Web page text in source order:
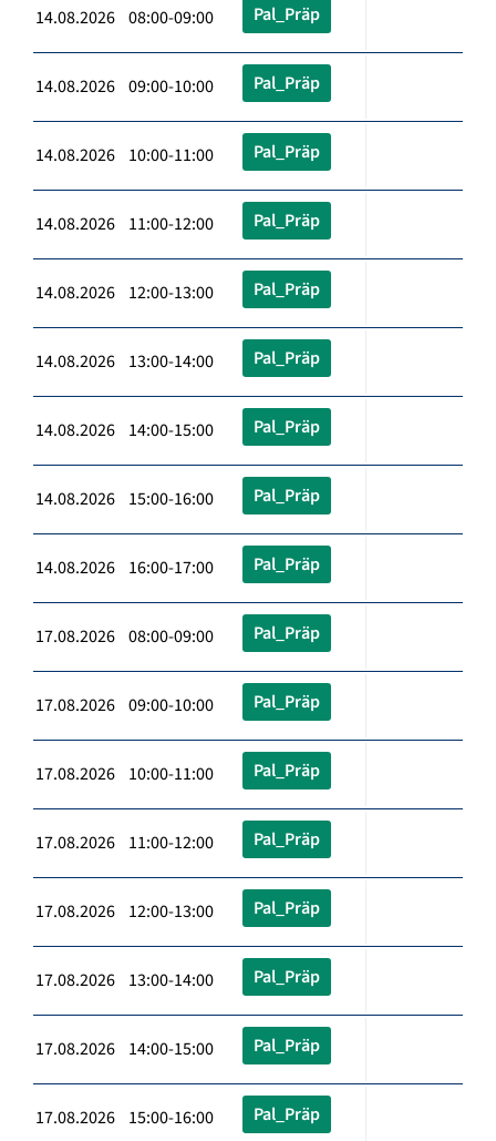
14.08.2026 08:00-09:00 Pal_Präp
14.08.2026 09:00-10:00 Pal_Präp
14.08.2026 10:00-11:00 Pal_Präp
14.08.2026 11:00-12:00 Pal_Präp
14.08.2026 12:00-13:00 Pal_Präp
14.08.2026 13:00-14:00 Pal_Präp
14.08.2026 14:00-15:00 Pal_Präp
14.08.2026 15:00-16:00 Pal_Präp
14.08.2026 16:00-17:00 Pal_Präp
17.08.2026 08:00-09:00 Pal_Präp
17.08.2026 09:00-10:00 Pal_Präp
17.08.2026 10:00-11:00 Pal_Präp
17.08.2026 11:00-12:00 Pal_Präp
17.08.2026 12:00-13:00 Pal_Präp
17.08.2026 13:00-14:00 Pal_Präp
17.08.2026 14:00-15:00 Pal_Präp
17.08.2026 15:00-16:00 Pal_Präp